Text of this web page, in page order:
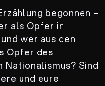
begonnen –
als Opfer in
wer aus den
Opfer des
Nationalismus? Sind
und eure